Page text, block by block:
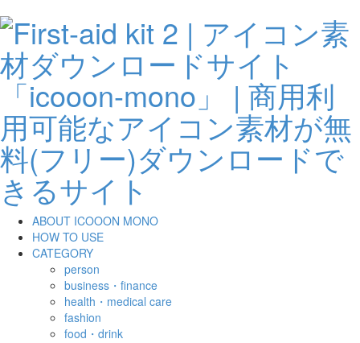
ABOUT ICOOON MONO
HOW TO USE
CATEGORY
person
business・finance
health・medical care
fashion
food・drink